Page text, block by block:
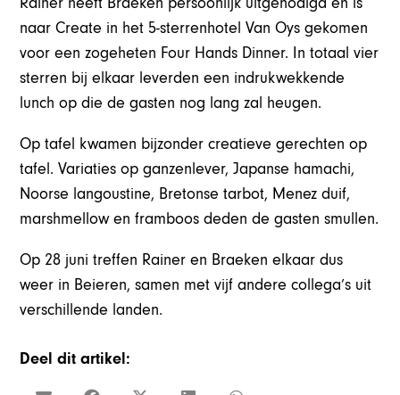
naar Create in het 5-sterrenhotel Van Oys gekomen
voor een zogeheten Four Hands Dinner. In totaal vier
sterren bij elkaar leverden een indrukwekkende
lunch op die de gasten nog lang zal heugen.
Op tafel kwamen bijzonder creatieve gerechten op
tafel. Variaties op ganzenlever, Japanse hamachi,
Noorse langoustine, Bretonse tarbot, Menez duif,
marshmellow en framboos deden de gasten smullen.
Op 28 juni treffen Rainer en Braeken elkaar dus
weer in Beieren, samen met vijf andere collega’s uit
verschillende landen.
Deel dit artikel: